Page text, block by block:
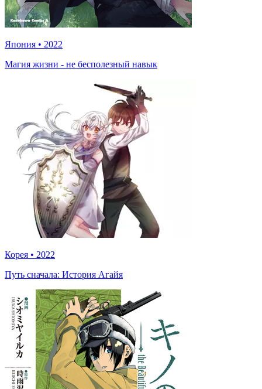
Япония • 2022
Магия жизни - не бесполезный навык
Корея • 2022
Путь сначала: История Агайя